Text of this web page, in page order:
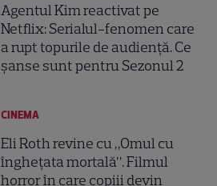
Agentul Kim reactivat pe
Netflix: Serialul-fenomen care
a rupt topurile de audiență. Ce
șanse sunt pentru Sezonul 2
CINEMA
Eli Roth revine cu „Omul cu
înghețata mortală”. Filmul
horror în care copiii devin